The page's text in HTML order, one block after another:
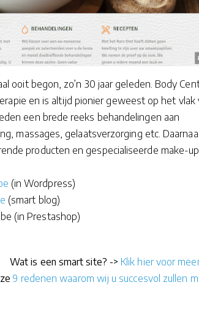
ooit begon, zo’n 30 jaar geleden. Body
en is altijd pionier geweest op het vlak
een brede reeks behandelingen aan
massages, gelaatsverzorging etc.
producten en gespecialiseerde make-
(in Wordpress)
(smart blog)
(in Prestashop)
Wat is een smart site? -> Klik hier voor
9 redenen waarom wij u succesvol zullen